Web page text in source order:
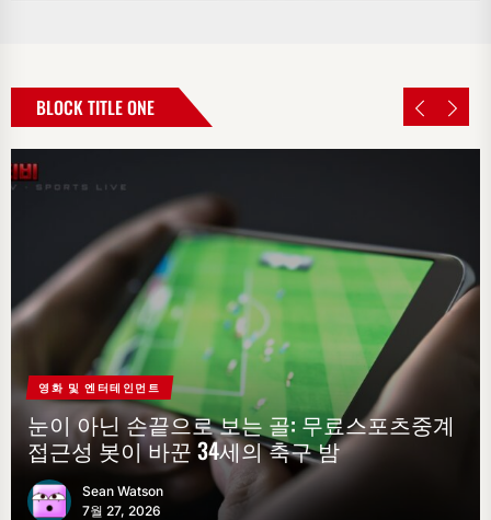
BLOCK TITLE ONE
영화 및 엔터테인먼트
눈이 아닌 손끝으로 보는 골: 무료스포츠중계
접근성 봇이 바꾼 34세의 축구 밤
Sean Watson
7월 27, 2026
가정과 정원
정보가 넘치는 시대에 필요한 웹 탐색 습관의
변화
Sean Watson
7월 25, 2026
도박 및 카지노
토지노솔루션 시장의 성장과 온라인 카지노
운영 전략의 변화
Sean Watson
5월 18, 2026
가정과 정원
CU-TV 스포츠 생중계 시청자 패턴 분석
Sean Watson
11월 29, 2025
비즈니스 및 금융
아바트레이드에서 유럽 통화 거래하는 법
Sean Watson
11월 8, 2025